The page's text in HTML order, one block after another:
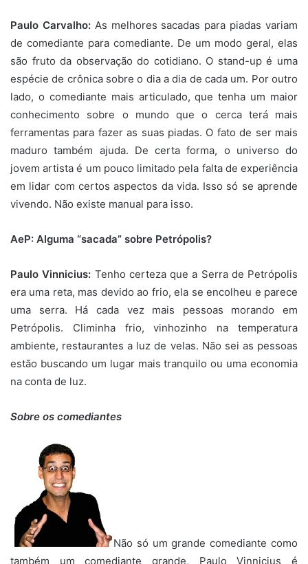
Paulo Carvalho:As melhores sacadas para piadas variam
de comediante para comediante. De um modo geral, elas
são fruto da observação do cotidiano. O stand-up é uma
espécie de crônica sobre o dia a dia de cada um. Por outro
lado, o comediante mais articulado, que tenha um maior
conhecimento sobre o mundo que o cerca terá mais
ferramentas para fazer as suas piadas. O fato de ser mais
maduro também ajuda. De certa forma, o universo do
jovem artista é um pouco limitado pela falta de experiência
em lidar com certos aspectos da vida. Isso só se aprende
vivendo. Não existe manual para isso.
AeP: Alguma “sacada” sobre Petrópolis?
Paulo Vinnicius: Tenho certeza que a Serra de Petrópolis
era uma reta, mas devido ao frio, ela se encolheu e parece
uma serra. Há cada vez mais pessoas morando em
Petrópolis. Climinha frio, vinhozinho na temperatura
ambiente, restaurantes a luz de velas. Não sei as pessoas
estão buscando um lugar mais tranquilo ou uma economia
na conta de luz.
Sobre os comediantes
Não só um grande comediante como
também um comediante grande, Paulo Vinnicius é